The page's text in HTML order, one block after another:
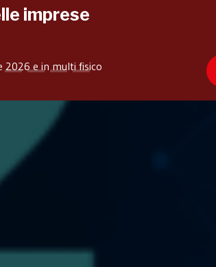
imprese
2026 e in multi fisico